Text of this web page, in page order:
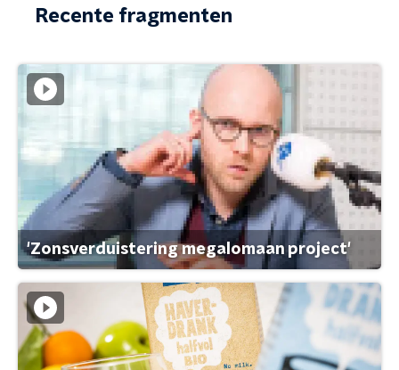
Recente fragmenten
'Zonsverduistering megalomaan project'